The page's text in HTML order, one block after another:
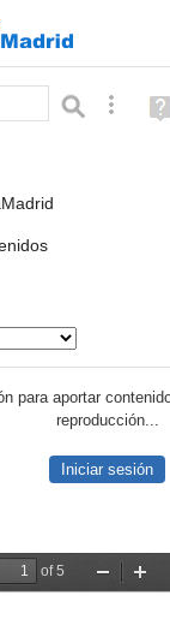
Búsqueda
(en
para aportar
reproducción...
Iniciar sesión